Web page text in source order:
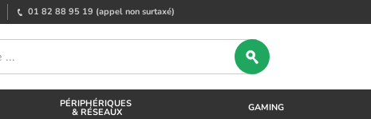
01 82 88 95 19 (appel non surtaxé)
PÉRIPHÉRIQUES
& RÉSEAUX GAMING